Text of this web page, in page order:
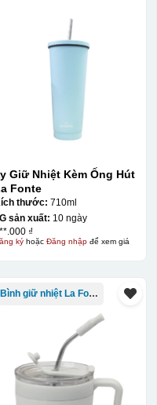
Nhược điểm
Giữ Nhiệt Kèm Ống Hút
Fonte
thước: 710ml
sản xuất: 10 ngày
₫
kýhoặc Đăng nhậpđể xem giá
Bình giữ nhiệt La Fonte